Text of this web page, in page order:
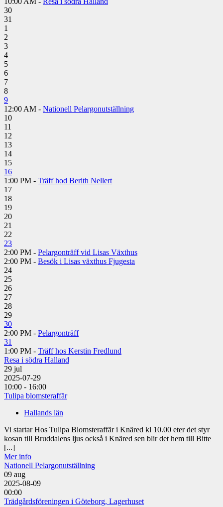
30
31
1
2
3
4
5
6
7
8
9
12:00 AM - Nationell Pelargonutställning
10
11
12
13
14
15
16
1:00 PM - Träff hod Berith Nellert
17
18
19
20
21
22
23
2:00 PM - Pelargonträff vid Lisas Växthus
2:00 PM - Besök i Lisas växthus Fjugesta
24
25
26
27
28
29
30
2:00 PM - Pelargonträff
31
1:00 PM - Träff hos Kerstin Fredlund
Resa i södra Halland
29 jul
2025-07-29
10:00 - 16:00
Tulipa blomsteraffär
Hallands län
Vi startar Hos Tulipa Blomsteraffär i Knäred kl 10.00 eter det styr
kosan till Bruddalens ljus också i Knäred sen blir det hem till Bitte
[...]
Mer info
Nationell Pelargonutställning
09 aug
2025-08-09
00:00
Trädgårdsföreningen i Göteborg, Lagerhuset